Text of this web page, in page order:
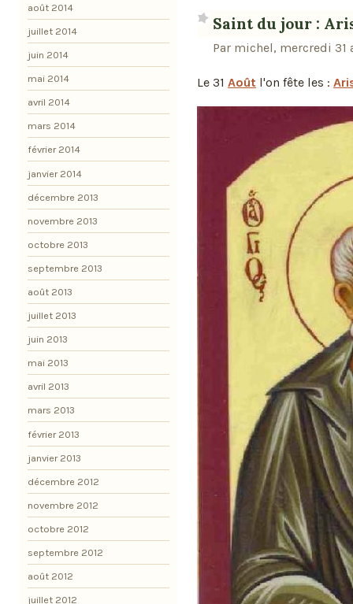
Saint du jour :
Par michel, mercredi
Le 31 Août l'on fête les :
août 2014
juillet 2014
juin 2014
mai 2014
avril 2014
mars 2014
février 2014
janvier 2014
décembre 2013
novembre 2013
octobre 2013
septembre 2013
août 2013
juillet 2013
juin 2013
mai 2013
avril 2013
mars 2013
février 2013
janvier 2013
décembre 2012
novembre 2012
octobre 2012
septembre 2012
août 2012
juillet 2012